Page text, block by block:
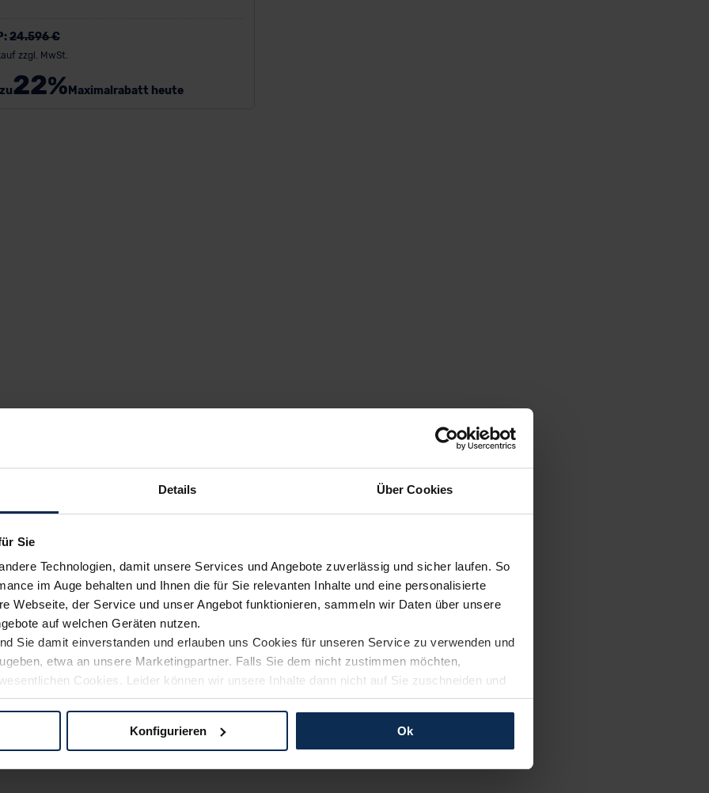
Details Über Cookies
Sie
Technologien, damit unsere Services und Angebote zuverlässig und sicher laufen. So
im Auge behalten und Ihnen die für Sie relevanten Inhalte und eine personalisierte
Webseite, der Service und unser Angebot funktionieren, sammeln wir Daten über unsere
auf welchen Geräten nutzen.
Sie damit einverstanden und erlauben uns Cookies für unseren Service zu verwenden und
etwa an unsere Marketingpartner. Falls Sie dem nicht zustimmen möchten,
Cookies. Leider können wir unsere Inhalte dann nicht auf Sie zuschneiden und
Weg zu Ihrem Neuwagen unterstützen. Sie können die Einstellungen jederzeit anpassen
Konfigurieren Ok
24.596 €
zzgl. MwSt.
22% Maximalrabatt heute